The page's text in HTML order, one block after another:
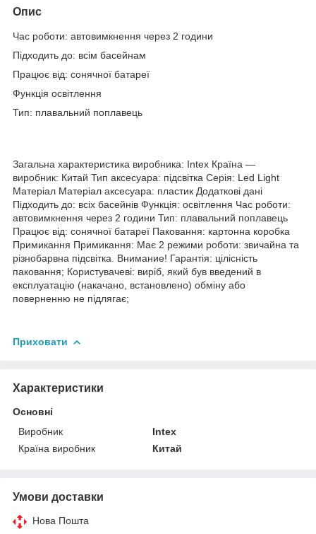
Опис
Час роботи: автовимкнення через 2 години
Підходить до: всім басейнам
Працює від: сонячної батареї
Функція освітлення
Тип: плавальний поплавець
Загальна характеристика виробника: Intex Країна —
виробник: Китай Тип аксесуара: підсвітка Серія: Led Light
Матеріал Матеріал аксесуара: пластик Додаткові дані
Підходить до: всіх басейнів Функція: освітлення Час роботи:
автовимкнення через 2 години Тип: плавальний поплавець
Працює від: сонячної батареї Паковання: картонна коробка
Примикання Примикання: Має 2 режими роботи: звичайна та
різнобарвна підсвітка. Внимание! Гарантія: цілісність
паковання; Користувачеві: виріб, який був введений в
експлуатацію (накачано, встановлено) обміну або
поверненню не підлягає;
Приховати
Характеристики
Основні
Виробник
Intex
Країна виробник
Китай
Умови доставки
Нова Пошта